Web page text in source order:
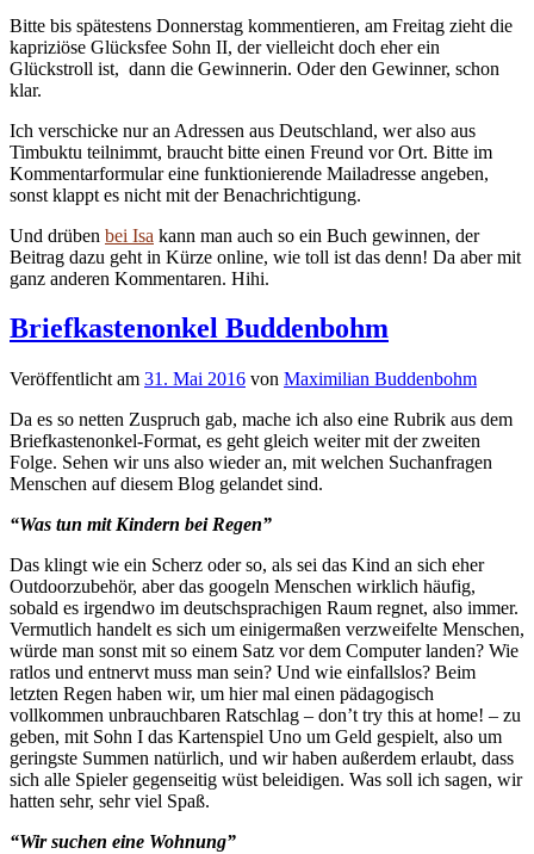
Bitte bis spätestens Donnerstag kommentieren, am Freitag zieht die
kapriziöse Glücksfee Sohn II, der vielleicht doch eher ein
Glückstroll ist, dann die Gewinnerin. Oder den Gewinner, schon
klar.
Ich verschicke nur an Adressen aus Deutschland, wer also aus
Timbuktu teilnimmt, braucht bitte einen Freund vor Ort. Bitte im
Kommentarformular eine funktionierende Mailadresse angeben,
sonst klappt es nicht mit der Benachrichtigung.
Und drüben bei Isa kann man auch so ein Buch gewinnen, der
Beitrag dazu geht in Kürze online, wie toll ist das denn! Da aber mit
ganz anderen Kommentaren. Hihi.
Briefkastenonkel Buddenbohm
Veröffentlicht am 31. Mai 2016 von Maximilian Buddenbohm
Da es so netten Zuspruch gab, mache ich also eine Rubrik aus dem
Briefkastenonkel-Format, es geht gleich weiter mit der zweiten
Folge. Sehen wir uns also wieder an, mit welchen Suchanfragen
Menschen auf diesem Blog gelandet sind.
“Was tun mit Kindern bei Regen”
Das klingt wie ein Scherz oder so, als sei das Kind an sich eher
Outdoorzubehör, aber das googeln Menschen wirklich häufig,
sobald es irgendwo im deutschsprachigen Raum regnet, also immer.
Vermutlich handelt es sich um einigermaßen verzweifelte Menschen,
würde man sonst mit so einem Satz vor dem Computer landen? Wie
ratlos und entnervt muss man sein? Und wie einfallslos? Beim
letzten Regen haben wir, um hier mal einen pädagogisch
vollkommen unbrauchbaren Ratschlag – don’t try this at home! – zu
geben, mit Sohn I das Kartenspiel Uno um Geld gespielt, also um
geringste Summen natürlich, und wir haben außerdem erlaubt, dass
sich alle Spieler gegenseitig wüst beleidigen. Was soll ich sagen, wir
hatten sehr, sehr viel Spaß.
“Wir suchen eine Wohnung”